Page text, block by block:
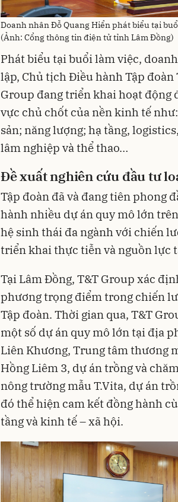
Doanh nhân Đỗ Quang Hiển phát biểu tại
(Ảnh: Cổng thông tin điện tử tỉnh Lâm Đồng)
Phát biểu tại buổi làm việc,
lập, Chủ tịch Điều hành Tập
Group đang triển khai hoạt
vực chủ chốt của nền kinh tế
sản; năng lượng; hạ tầng,
lâm nghiệp và thể thao…
Đề xuất nghiên cứu đầu tư
Tập đoàn đã và đang tiên phong
hành nhiều dự án quy mô lớn
hệ sinh thái đa ngành với chiến
triển khai thực tiễn và nguồn lực
Tại Lâm Đồng, T&T Group xác
phương trọng điểm trong chiến
Tập đoàn. Thời gian qua, T&T
một số dự án quy mô lớn tại địa
Liên Khương, Trung tâm thương
Hồng Liêm 3, dự án trồng và
nông trường mẫu T.Vita, dự án
đó thể hiện cam kết đồng hành
tầng và kinh tế – xã hội.